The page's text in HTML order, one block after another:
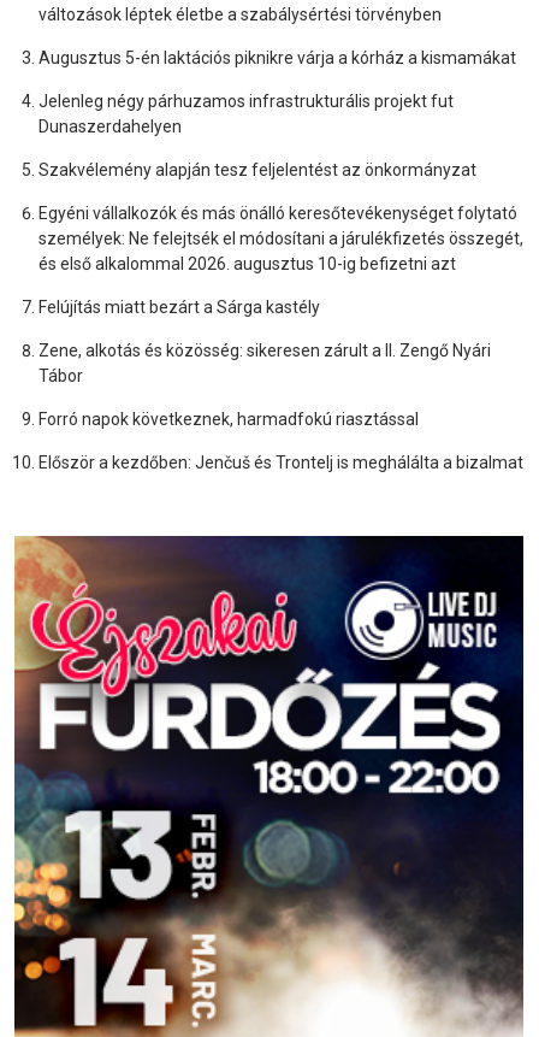
változások léptek életbe a szabálysértési törvényben
Augusztus 5-én laktációs piknikre várja a kórház a kismamákat
Jelenleg négy párhuzamos infrastrukturális projekt fut
Dunaszerdahelyen
Szakvélemény alapján tesz feljelentést az önkormányzat
Egyéni vállalkozók és más önálló keresőtevékenységet folytató
személyek: Ne felejtsék el módosítani a járulékfizetés összegét,
és első alkalommal 2026. augusztus 10-ig befizetni azt
Felújítás miatt bezárt a Sárga kastély
Zene, alkotás és közösség: sikeresen zárult a II. Zengő Nyári
Tábor
Forró napok következnek, harmadfokú riasztással
Először a kezdőben: Jenčuš és Trontelj is meghálálta a bizalmat